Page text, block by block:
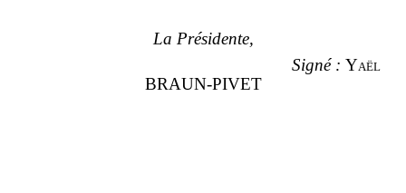
La Présidente,
Signé : Yaël
BRAUN-PIVET